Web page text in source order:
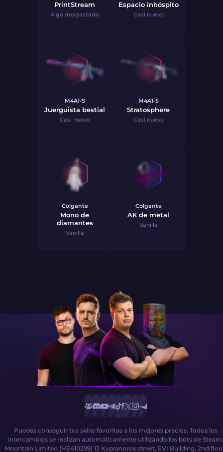
PrintStream
Algo desgastado
Espacio inhóspito
Casi nuevo
M4A1-S
Juerguista bestial
Casi nuevo
M4A1-S
Stratosphere
Casi nuevo
Colgante
Mono de
diamantes
Vanilla
Colgante
AK de metal
Vanilla
Puedes conseguir tus skins favoritas a los mejores precios. Todos los
intercambios se realizan automáticamente utilizando los bots de Steam.
Moontain Limited (HE410299) 13 Kypranoros street, EVI Building, 2nd